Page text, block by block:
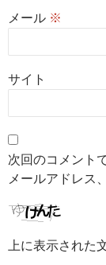
メール ※
サイト
次回のコメント
メールアドレス
上に表示された